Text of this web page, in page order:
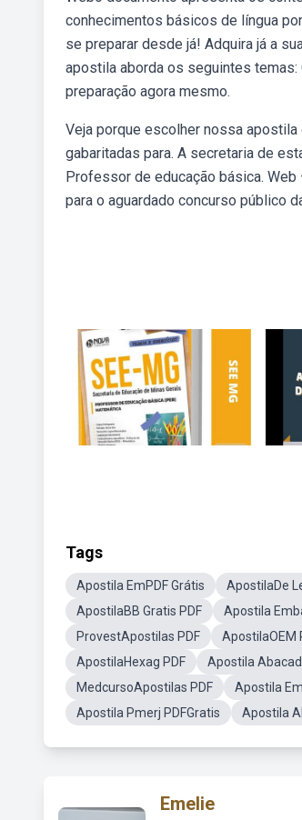
conhecimentos básicos de língua
se preparar desde já! Adquira já a
apostila aborda os seguintes
preparação agora mesmo.
Veja porque escolher nossa
gabaritadas para. A secretaria de
Professor de educação básica.
para o aguardado concurso público
Tags
Apostila EmPDF Grátis ApostilaDe
ApostilaBB Gratis PDF
Apostila
ProvestApostilas PDF
ApostilaOEM
ApostilaHexag PDF
Apostila
MedcursoApostilas PDF
Apostila
Apostila Pmerj PDFGratis
Apostila
Emelie